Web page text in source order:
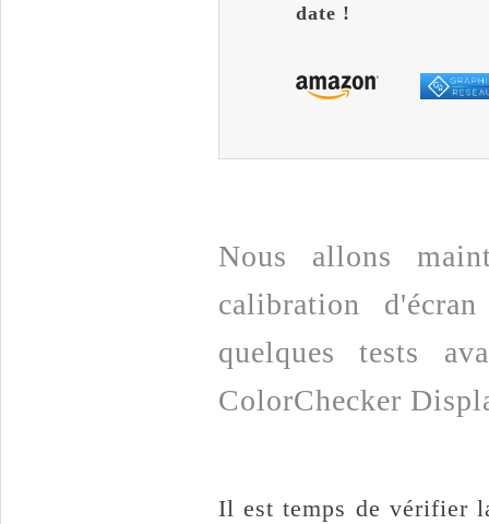
date !
Nous allons
calibration
quelques tests
ColorChecker
Il est temps de vérifier